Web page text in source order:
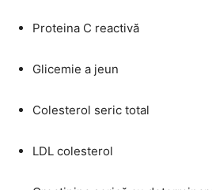
Proteina C reactivă
Glicemie a jeun
Colesterol seric total
LDL colesterol